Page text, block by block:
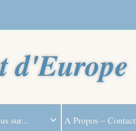
d'Europe
sur... A Propos – Contact